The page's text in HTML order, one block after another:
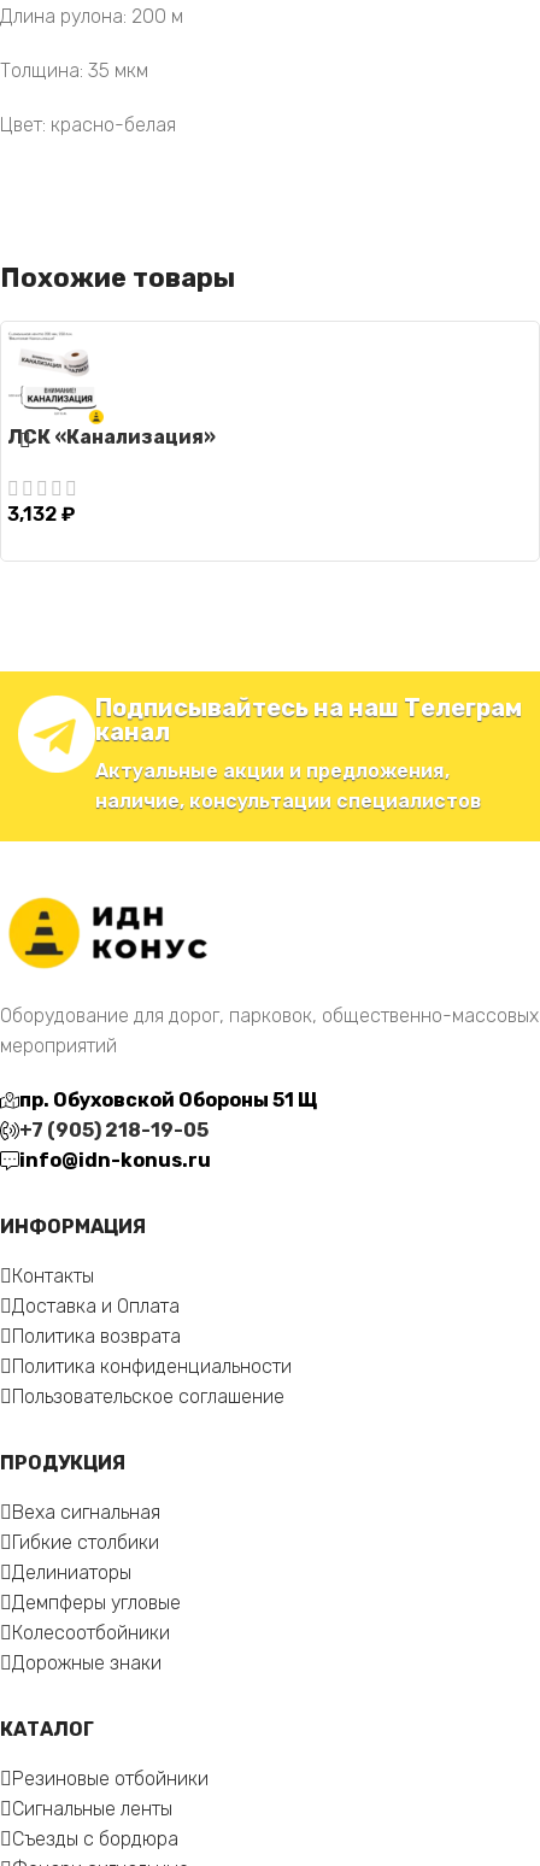
Длина рулона: 200 м
Толщина: 35 мкм
Цвет: красно-белая
Похожие товары
ЛСК «Канализация»
3,132 ₽
Подписывайтесь на наш Телеграм
канал
Актуальные акции и предложения,
наличие, консультации специалистов
Оборудование для дорог, парковок, общественно-массовых
мероприятий
пр. Обуховской Обороны 51 Щ
+7 (905) 218-19-05
info@idn-konus.ru
ИНФОРМАЦИЯ
Контакты
Доставка и Оплата
Политика возврата
Политика конфиденциальности
Пользовательское соглашение
ПРОДУКЦИЯ
Веха сигнальная
Гибкие столбики
Делиниаторы
Демпферы угловые
Колесоотбойники
Дорожные знаки
КАТАЛОГ
Резиновые отбойники
Сигнальные ленты
Съезды с бордюра